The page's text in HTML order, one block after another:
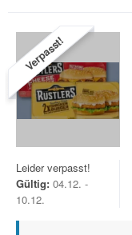
Verpasst!
Leider verpasst!
Gültig: 04.12. -
10.12.